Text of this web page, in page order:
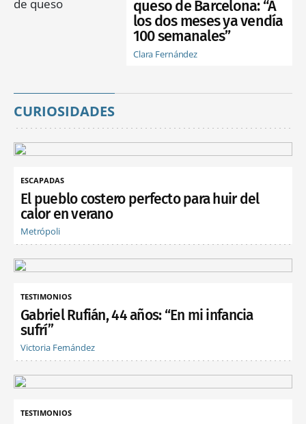
queso de Barcelona: “A
los dos meses ya vendía
100 semanales”
Clara Fernández
CURIOSIDADES
ESCAPADAS
El pueblo costero perfecto para huir del
calor en verano
Metrópoli
TESTIMONIOS
Gabriel Rufián, 44 años: “En mi infancia
sufrí”
Victoria Fernández
TESTIMONIOS